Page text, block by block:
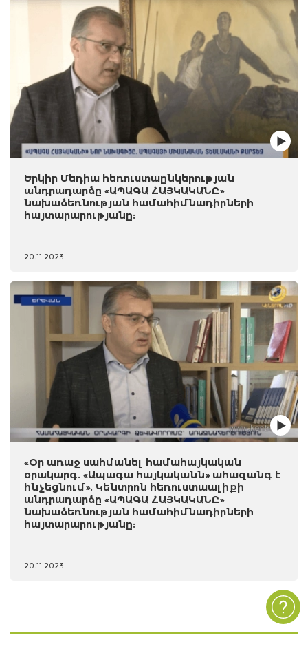
Երկիր Մեդիա հեռուստաընկերության
անդրադարձը «ԱՊԱԳԱ ՀԱՅԿԱԿԱՆԸ»
նախաձեռնության համահիմնադիրների
հայտարարությանը:
20.11.2023
«Օր առաջ սահմանել համահայկական
օրակարգ. «Ապագա հայկականն» ահազանգ է
հնչեցնում». Կենտրոն հեռուստաալիքի
անդրադարձը «ԱՊԱԳԱ ՀԱՅԿԱԿԱՆԸ»
նախաձեռնության համահիմնադիրների
հայտարարությանը:
20.11.2023